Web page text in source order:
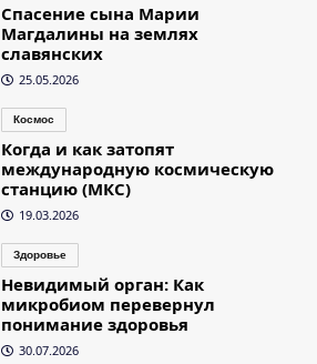
Спасение сына Марии
Магдалины на землях
славянских
25.05.2026
Космос
Когда и как затопят
международную космическую
станцию (МКС)
19.03.2026
Здоровье
Невидимый орган: Как
микробиом перевернул
понимание здоровья
30.07.2026